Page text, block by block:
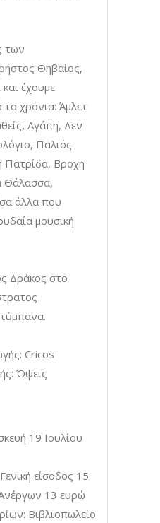
των
Θηβαίος,
έχουμε
χρόνια: Άμλετ
Αγάπη, Δεν
Παλιός
Πατρίδα, Βροχή
Θάλασσα,
άλλα που
μουσική
Δράκος στο
Cricos
Όψεις
19 Ιουλίου
είσοδος 15
13 ευρώ
Βιβλιοπωλείο